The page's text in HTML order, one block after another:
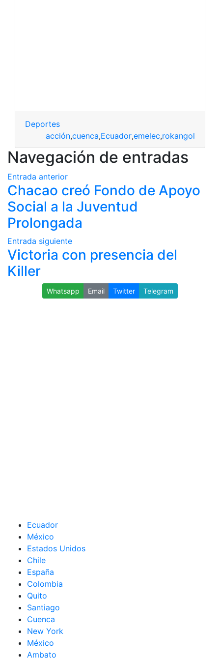
Deportes
acción,cuenca,Ecuador,emelec,rokangol
Navegación de entradas
Entrada anterior
Chacao creó Fondo de Apoyo
Social a la Juventud
Prolongada
Entrada siguiente
Victoria con presencia del
Killer
Whatsapp Email Twitter Telegram
Ecuador
México
Estados Unidos
Chile
España
Colombia
Quito
Santiago
Cuenca
New York
México
Ambato